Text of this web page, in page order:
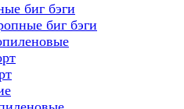
биг бэги
биг бэги